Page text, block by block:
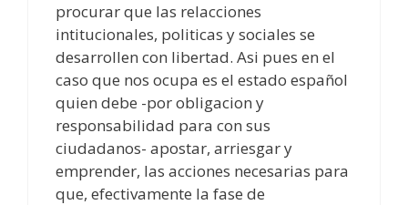
procurar que las relacciones
intitucionales, politicas y sociales se
desarrollen con libertad. Asi pues en el
caso que nos ocupa es el estado español
quien debe -por obligacion y
responsabilidad para con sus
ciudadanos- apostar, arriesgar y
emprender, las acciones necesarias para
que, efectivamente la fase de